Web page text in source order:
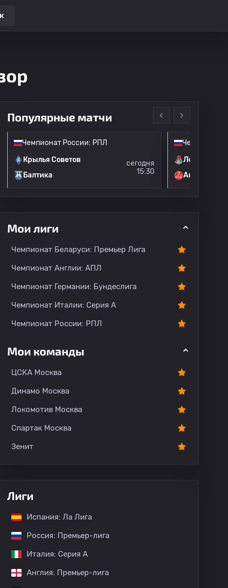
Популярные матчи
Чемпионат России: РПЛ
Крылья Советов
Балтика
сегодня
15:30
Чемпионат
Локомотив
Акрон
Мои лиги
Чемпионат Беларуси: Премьер Лига
Чемпионат Англии: АПЛ
Чемпионат Германии: Бундеслига
Чемпионат Италии: Серия А
Чемпионат России: РПЛ
Мои команды
ЦСКА Москва
Динамо Москва
Локомотив Москва
Спартак Москва
Зенит
Лиги
Испания: Ла Лига
Россия: Премьер-лига
Италия: Серия А
Англия: Премьер-лига